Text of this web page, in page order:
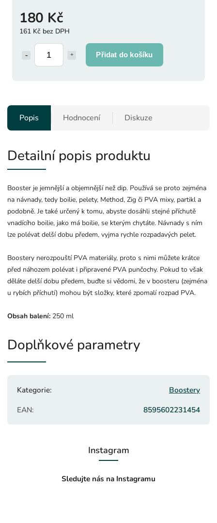
180 Kč
161 Kč bez DPH
Přidat do košíku
Popis Hodnocení Diskuze
Detailní popis produktu
Booster je jemnější a objemnější než dip. Používá se proto zejména
na návnady, tedy boilie, pelety, Method, Zig či PVA mixy, partikl a
podobně. Je také určený k tomu, abyste dosáhli stejné příchutě
vnadícího boilie, jako má boilie, se kterým chytáte. Návnady s ním
lze polévat delší dobu předem, vyjma rychle rozpadavých pelet.
Boostery nerozpouští PVA materiály, proto s nimi můžete krátce
před náhozem polévat i připravené PVA punčochy. Pokud to však
děláte delší dobu předem, buďte si vědomi, že v boosteru (zejména
u rybích příchutí) mohou být složky, které zpomalí rozpad PVA.
Obsah balení: 250 ml
Doplňkové parametry
Kategorie:
Boostery
EAN: 8595602231454
Instagram
Sledujte nás na Instagramu